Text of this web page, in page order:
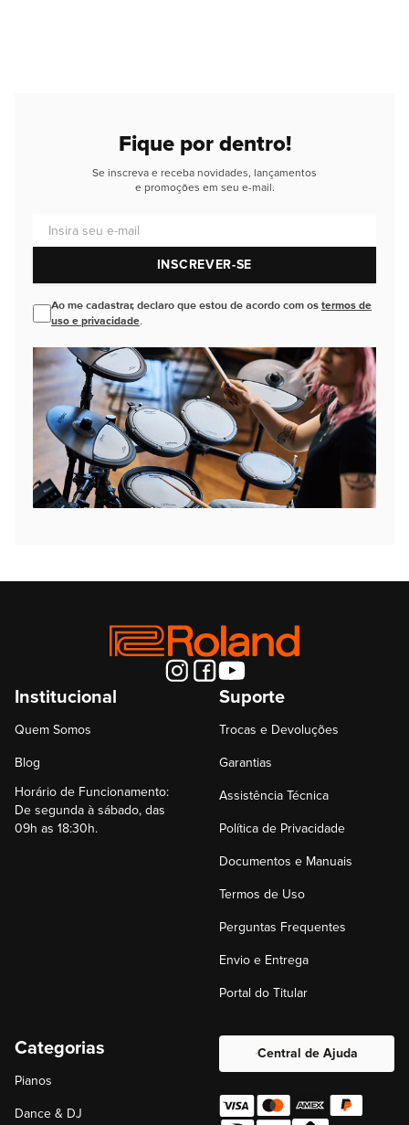
Fique por dentro!
Se inscreva e receba novidades, lançamentos
e promoções em seu e-mail.
INSCREVER-SE
Ao me cadastrar, declaro que estou de acordo com os termos de
uso e privacidade.
Institucional
Quem Somos
Blog
Horário de Funcionamento:
De segunda à sábado, das
09h as 18:30h.
Suporte
Trocas e Devoluções
Garantias
Assistência Técnica
Política de Privacidade
Documentos e Manuais
Termos de Uso
Perguntas Frequentes
Envio e Entrega
Portal do Titular
Categorias
Pianos
Dance & DJ
Central de Ajuda